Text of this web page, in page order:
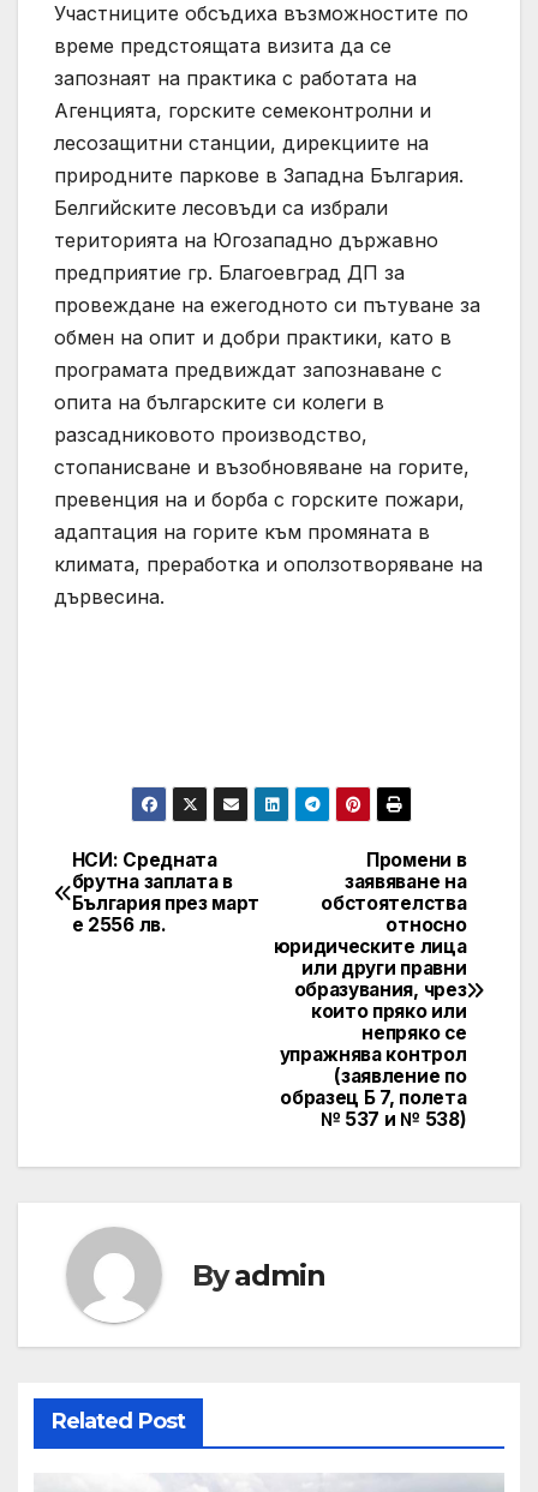
Участниците обсъдиха възможностите по
време предстоящата визита да се
запознаят на практика с работата на
Агенцията, горските семеконтролни и
лесозащитни станции, дирекциите на
природните паркове в Западна България.
Белгийските лесовъди са избрали
територията на Югозападно държавно
предприятие гр. Благоевград ДП за
провеждане на ежегодното си пътуване за
обмен на опит и добри практики, като в
програмата предвиждат запознаване с
опита на българските си колеги в
разсадниковото производство,
стопанисване и възобновяване на горите,
превенция на и борба с горските пожари,
адаптация на горите към промяната в
климата, преработка и оползотворяване на
дървесина.
Post
navigation
Промени в
заявяване на
обстоятелства
относно
юридическите лица
или други правни
образувания, чрез
които пряко или
непряко се
упражнява контрол
(заявление по
образец Б 7, полета
№ 537 и № 538)
НСИ: Средната
брутна заплата в
България през март
е 2556 лв.
Byadmin
Related Post